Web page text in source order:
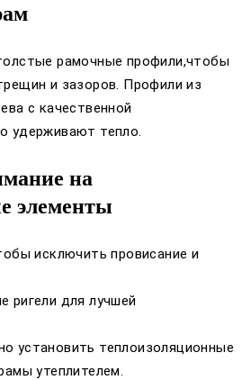
рамочные профили,чтобы
и зазоров. Профили из
с качественной
удерживают тепло.
на
элементы
исключить провисание и
ригели для лучшей
установить теплоизоляционные
утеплителем.